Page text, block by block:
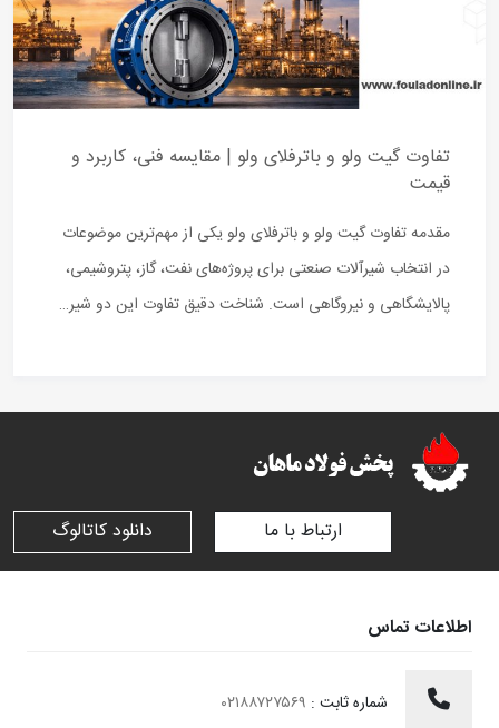
تفاوت گیت ولو و باترفلای ولو | مقایسه فنی، کاربرد و
قیمت
مقدمه تفاوت گیت ولو و باترفلای ولو یکی از مهم‌ترین موضوعات
در انتخاب شیرآلات صنعتی برای پروژه‌های نفت، گاز، پتروشیمی،
پالایشگاهی و نیروگاهی است. شناخت دقیق تفاوت این دو شیر…
ارتباط با ما دانلود کاتالوگ
اطلاعات تماس
شماره ثابت :